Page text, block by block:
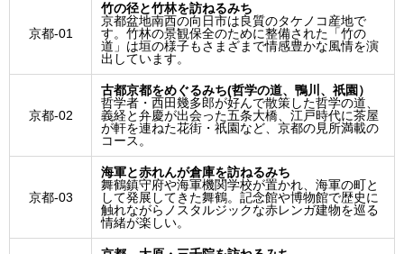
京都-01
竹の径と竹林を訪ねるみち
京都盆地南西の向日市は良質のタケノコ産地で
す。竹林の景観保全のために整備された「竹の
道」は垣の様子もさまざまで情感豊かな風情を演
出しています。
京都-02
古都京都をめぐるみち(哲学の道、鴨川、祇園）
哲学者・西田幾多郎が好んで散策した哲学の道、
義経と弁慶が出会った五条大橋、江戸時代に茶屋
が軒を連ねた花街・祇園など、京都の見所満載の
コース。
京都-03
海軍と赤れんが倉庫を訪ねるみち
舞鶴鎮守府や海軍機関学校が置かれ、海軍の町と
して発展してきた舞鶴。記念館や博物館で歴史に
触れながらノスタルジックな赤レンガ建物を巡る
情緒が楽しい。